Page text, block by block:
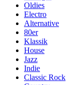
Oldies
Electro
Alternative
80er
Klassik
House
Jazz
Indie
Classic Rock